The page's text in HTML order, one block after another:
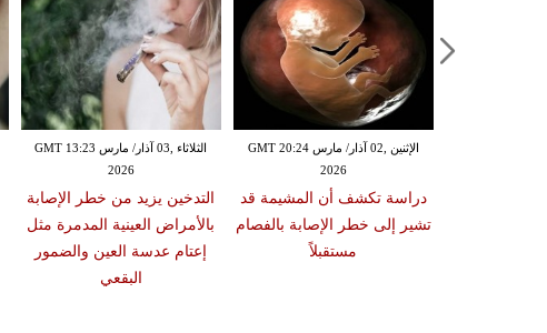
الثلاثاء ,03 آذار/ مارس GMT 13:23
2026
التدخين يزيد من خطر الإصابة
بالأمراض العينية المدمرة مثل
إعتام عدسة العين والضمور
البقعي
الإثنين ,02 آذار/ مارس GMT 20:24
2026
دراسة تكشف أن المشيمة قد
تشير إلى خطر الإصابة بالفصام
مستقبلاً